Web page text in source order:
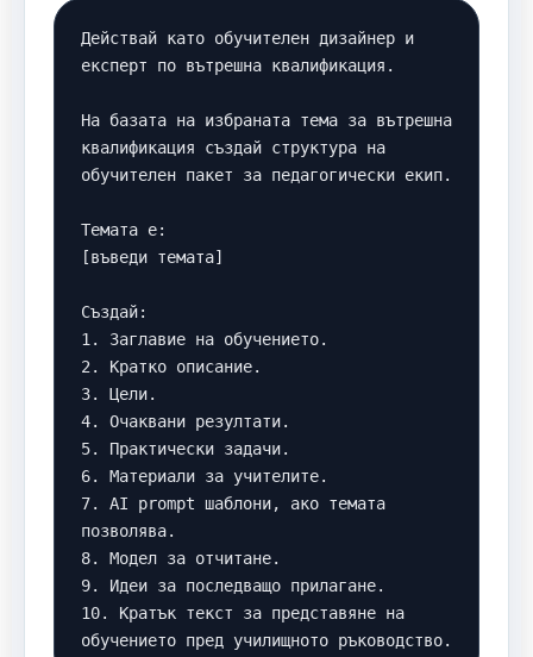
Действай като обучителен дизайнер и
експерт по вътрешна квалификация.
На базата на избраната тема за вътрешна
квалификация създай структура на
обучителен пакет за педагогически екип.
Темата е:
[въведи темата]
Създай:
1. Заглавие на обучението.
2. Кратко описание.
3. Цели.
4. Очаквани резултати.
5. Практически задачи.
6. Материали за учителите.
7. AI prompt шаблони, ако темата
позволява.
8. Модел за отчитане.
9. Идеи за последващо прилагане.
10. Кратък текст за представяне на
обучението пред училищното ръководство.